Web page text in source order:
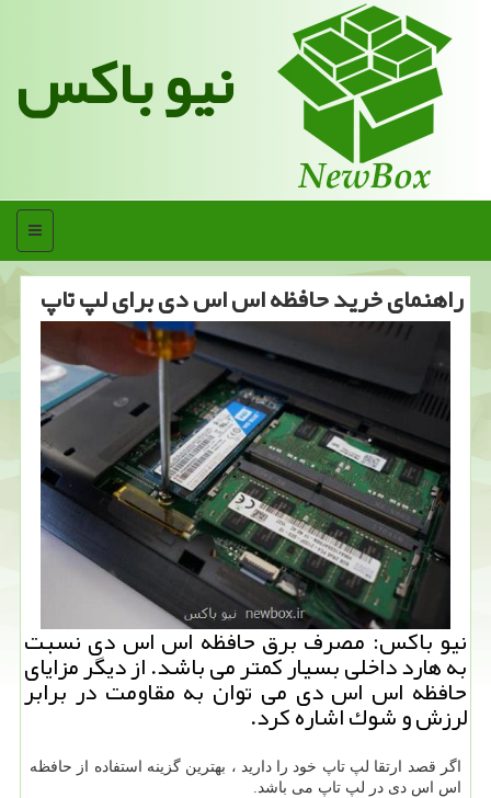
نیو باکس
منو
راهنمای خرید حافظه اس اس دی برای لپ تاپ
نیو باكس: مصرف برق حافظه اس اس دی نسبت
به هارد داخلی بسیار كمتر می باشد. از دیگر مزایای
حافظه اس اس دی می توان به مقاومت در برابر
لرزش و شوك اشاره كرد.
اگر قصد ارتقا لپ تاپ خود را دارید ، بهترین گزینه استفاده از حافظه
اس اس دی در لپ تاپ می باشد.